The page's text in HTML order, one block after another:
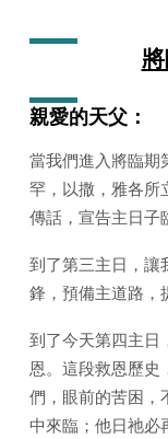
望
禱
(12
月
24
日
2023
年)
親愛的天父：
當我們進入將臨期
罕，以撒，雅各所
傳話，宣告主日子
到了第三主日，讓
鋒，預備主道路，
到了今天第四主日
恩。這段救恩歷史
們，眼前的苦困，
中來臨；他日祂必